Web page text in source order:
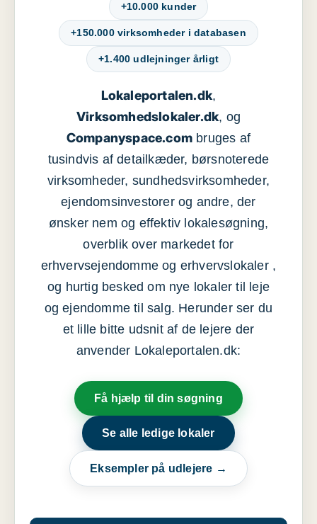
+10.000 kunder
+150.000 virksomheder i databasen
+1.400 udlejninger årligt
Lokaleportalen.dk,
Virksomhedslokaler.dk, og
Companyspace.com bruges af
tusindvis af detailkæder, børsnoterede
virksomheder, sundhedsvirksomheder,
ejendomsinvestorer og andre, der
ønsker nem og effektiv lokalesøgning,
overblik over markedet for
erhvervsejendomme og erhvervslokaler ,
og hurtig besked om nye lokaler til leje
og ejendomme til salg. Herunder ser du
et lille bitte udsnit af de lejere der
anvender Lokaleportalen.dk:
Få hjælp til din søgning
Se alle ledige lokaler
Eksempler på udlejere →